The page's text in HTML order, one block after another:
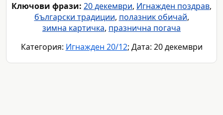
Ключови фрази: 20 декември, Игнажден поздрав,
български традиции, полазник обичай,
зимна картичка, празнична погача
Категория: Игнажден 20/12; Дата: 20 декември